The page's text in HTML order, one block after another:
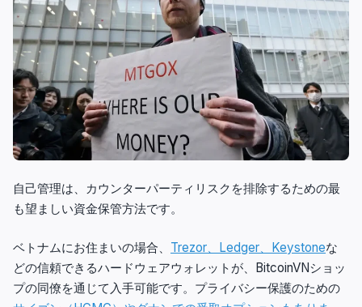
自己管理は、カウンターパーティリスクを排除するための最
も望ましい資金保管方法です。
ベトナムにお住まいの場合、 Trezor、Ledger、Keystoneな
どの信頼できるハードウェアウォレットが、BitcoinVNショッ
プの同僚を通じて入手可能です。プライバシー保護のための